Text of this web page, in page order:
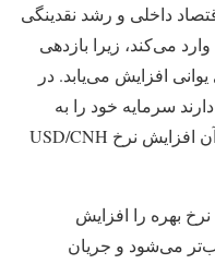
داخلی و رشد نقدینگی
می‌کند، زیرا بازدهی
افزایش می‌یابد. در
سرمایه خود را به
دارایی‌های دلاری منتقل کنند و نتیجه آن افزایش نرخ USD/CNH
بهره را افزایش
می‌شود و جریان